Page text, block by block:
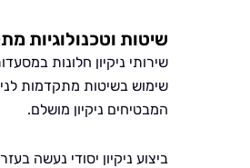
שיטות וטכנולוגיות
שירותי ניקיון חלונות
שימוש בשיטות מתקדמות
המבטיחים ניקיון מושלם.
ביצוע ניקיון יסודי נעשה